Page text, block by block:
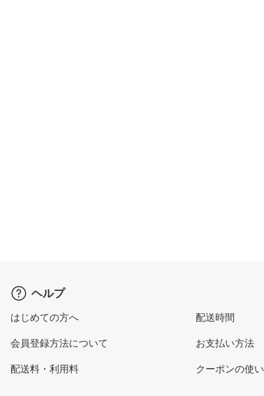
ヘルプ
はじめての方へ
会員登録方法について
配送料・利用料
配送時間
お支払い方法
クーポンの使